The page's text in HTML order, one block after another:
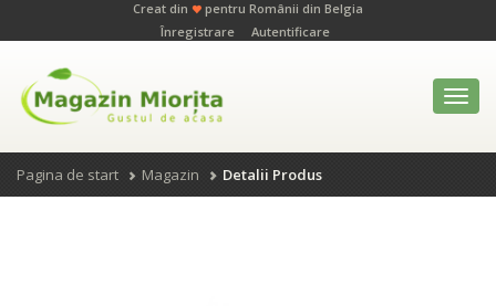
Creat din
pentru Românii din Belgia
Înregistrare
Autentificare
Pagina de start Magazin Detalii Produs